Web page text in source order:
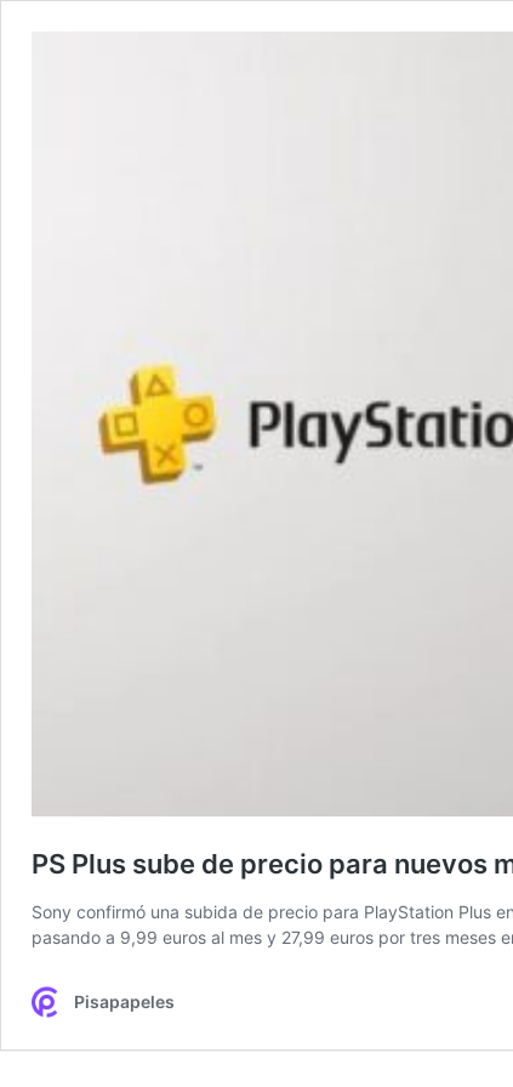
PS Plus sube de precio para nuevos
Sony confirmó una subida de precio para PlayStation Plus
pasando a 9,99 euros al mes y 27,99 euros por tres meses
Pisapapeles